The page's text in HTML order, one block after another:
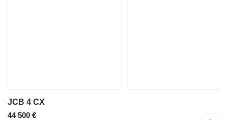
JCB 4 CX
44 500 €